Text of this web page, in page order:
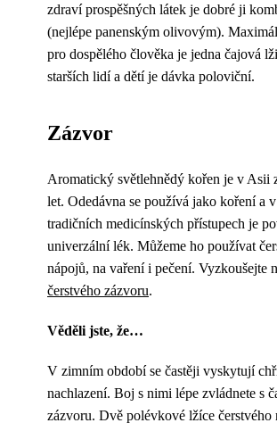
zdraví prospěšných látek je dobré ji
(nejlépe panenským olivovým).
pro dospělého člověka je jedna čajová
starších lidí a dětí je dávka poloviční.
Zázvor
Aromatický světlehnědý kořen je v Asii
let. Odedávna se používá jako koření a
tradičních medicínských přístupech je
univerzální lék. Můžeme ho používat
nápojů, na vaření i pečení. Vyzkoušejte
čerstvého zázvoru.
Věděli jste, že…
V zimním období se častěji vyskytují
nachlazení. Boj s nimi lépe zvládnete s
zázvoru. Dvě polévkové lžíce čerstvého